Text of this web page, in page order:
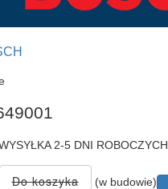
2-5 DNI ROBOCZYCH
(w budowie)